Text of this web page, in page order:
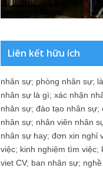
Liên kết hữu ích
nhân sự; phòng nhân sự;
nhân sự là gì; xác nhận
nhân sự; đào tạo nhân sự;
nhân sự; nhân viên nhân
nhân sự hay; đơn xin nghỉ
việc; kinh nghiệm tìm việc;
viet CV; ban nhân sự;